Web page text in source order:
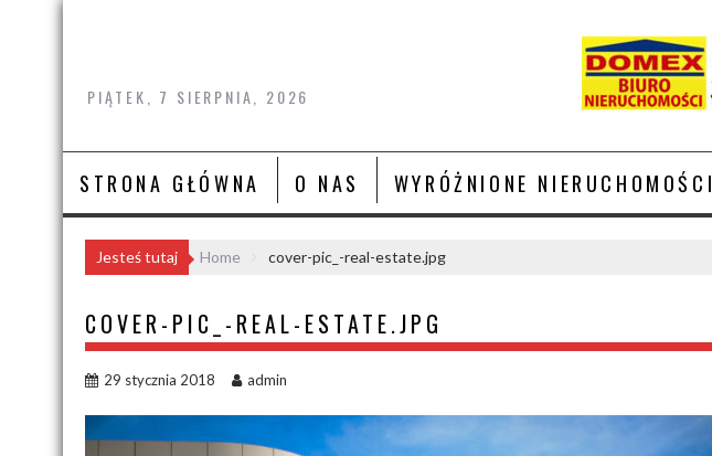
Skip
PIĄTEK, 7 SIERPNIA, 2026
STRONA GŁÓWNA O NAS WYRÓŻNIONE NIERUCHOMOŚCI
Jesteś tutaj Home cover-pic_-real-estate.jpg
COVER-PIC_-REAL-ESTATE.JPG
29 stycznia 2018 admin